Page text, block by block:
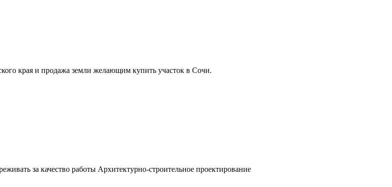
края и продажа земли желающим купить участок в Сочи.
за качество работы Архитектурно-строительное проектирование